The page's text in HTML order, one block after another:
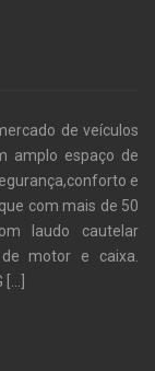
de veículos
amplo espaço de
e
com mais de 50
laudo cautelar
de motor e caixa.